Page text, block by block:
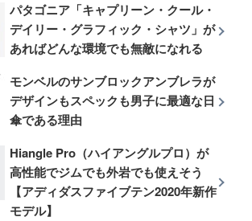
パタゴニア「キャプリーン・クール・
デイリー・グラフィック・シャツ」が
あればどんな環境でも無敵になれる
モンベルのサンブロックアンブレラが
デザインもスペックも男子に最適な日
傘である理由
Hiangle Pro（ハイアングルプロ）が
高性能でジムでも外岩でも使えそう
【アディダスファイブテン2020年新作
モデル】